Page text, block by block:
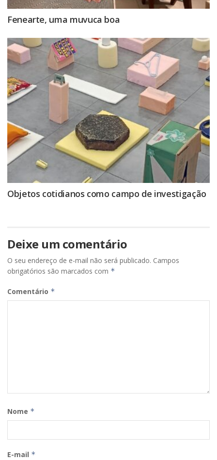
Fenearte, uma muvuca boa
Objetos cotidianos como campo de investigação
Deixe um comentário
O seu endereço de e-mail não será publicado. Campos
obrigatórios são marcados com *
Comentário *
Nome *
E-mail *